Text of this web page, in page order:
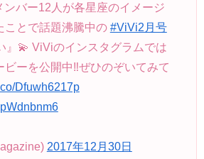
バー12人が各星座のイメージ
ことで話題沸騰中の #ViVi2月号
』💫 ViViのインスタグラムでは
ビーを公開中‼️ぜひのぞいてみて
Dfuwh6217p
2017年12月30日